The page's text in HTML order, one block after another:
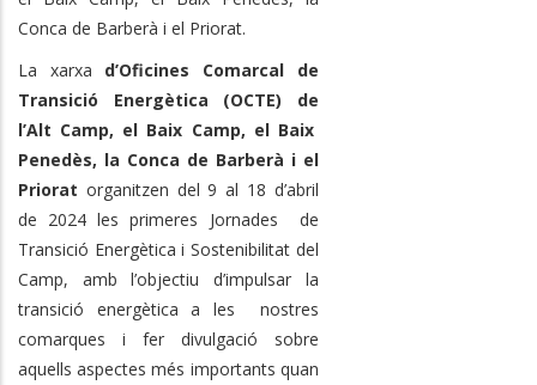
Conca de Barberà i el Priorat.
La xarxa d’Oficines Comarcal de
Transició Energètica (OCTE) de
l’Alt Camp, el Baix Camp, el Baix
Penedès, la Conca de Barberà i el
Priorat organitzen del 9 al 18 d’abril
de 2024 les primeres Jornades de
Transició Energètica i Sostenibilitat del
Camp, amb l’objectiu d’impulsar la
transició energètica a les nostres
comarques i fer divulgació sobre
aquells aspectes més importants quan